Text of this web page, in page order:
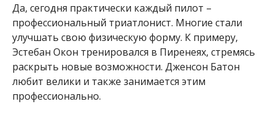
Да, сегодня практически каждый пилот –
профессиональный триатлонист. Многие стали
улучшать свою физическую форму. К примеру,
Эстебан Окон тренировался в Пиренеях, стремясь
раскрыть новые возможности. Дженсон Батон
любит велики и также занимается этим
профессионально.